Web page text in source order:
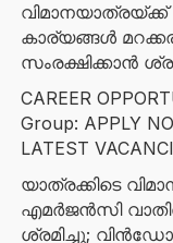
കാര്യങ്ങൾ
സംരക്ഷിക്കാൻ
CAREER
Group: APPLY
LATEST
യാത്രക്കിടെ
എമർജൻസി
ശ്രമിച്ചു;